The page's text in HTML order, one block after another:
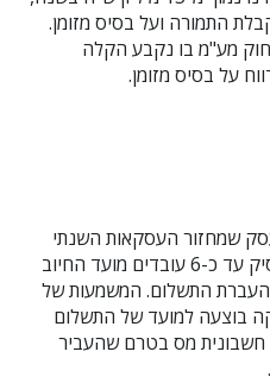
התמורה ועל בסיס מזומן.
2012 פורסם תיקון 42 לחוק מע"מ בו נקבע הקלה
על בסיס מזומן.
בית עסק שמחזור העסקאות השנתי
שלו מתחת ל-1,950,000 ₪ ומעסיק עד כ-6 עובדים מועד החיוב
התשלום. המשמעות של
בוצעה למועד של התשלום
חשבונית מס בטרם שהעביר